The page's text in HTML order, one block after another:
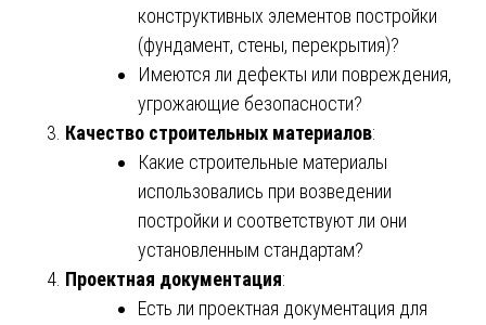
конструктивных элементов постройки
(фундамент, стены, перекрытия)?
Имеются ли дефекты или повреждения,
угрожающие безопасности?
Качество строительных материалов:
Какие строительные материалы
использовались при возведении
постройки и соответствуют ли они
установленным стандартам?
Проектная документация:
Есть ли проектная документация для